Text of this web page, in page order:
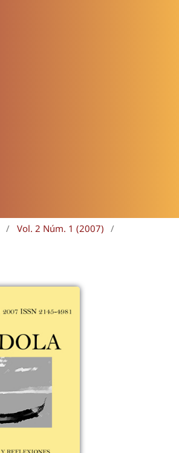
/ Vol. 2 Núm. 1 (2007)
/